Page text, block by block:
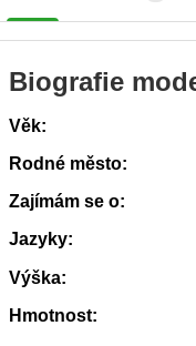
Biografie
Věk:
Rodné město:
Zajímám se o:
Jazyky:
Výška:
Hmotnost: